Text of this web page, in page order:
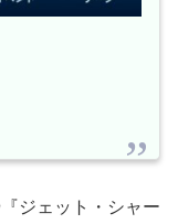
ジェット・シャー